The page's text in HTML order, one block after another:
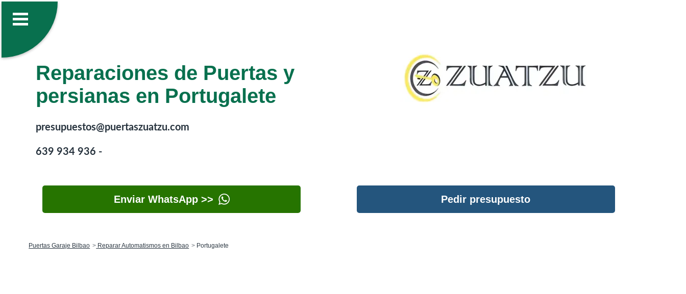
Reparaciones de Puertas y
persianas en Portugalete
presupuestos@puertaszuatzu.com
639 934 936 -
Enviar WhatsApp >> Pedir presupuesto
Puertas Garaje Bilbao Reparar Automatismos en Bilbao Portugalete